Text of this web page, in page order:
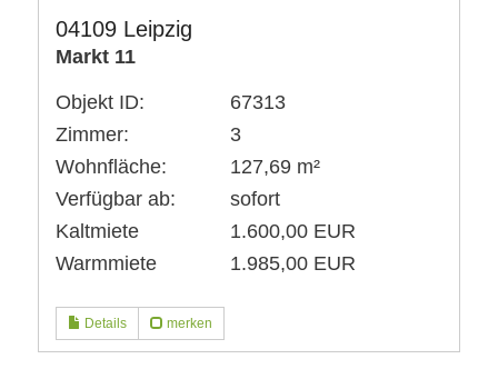
04109 Leipzig
Markt 11
Objekt ID:
67313
Zimmer:
3
Wohnfläche:
127,69 m²
Verfügbar ab:
sofort
Kaltmiete
1.600,00 EUR
Warmmiete
1.985,00 EUR
Details merken